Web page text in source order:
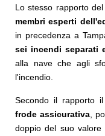
Lo stesso rapporto
membri esperti
in precedenza a
sei incendi separati
alla nave che agli
l'incendio.
Secondo il rapporto
frode assicurativa ,
doppio del suo valore